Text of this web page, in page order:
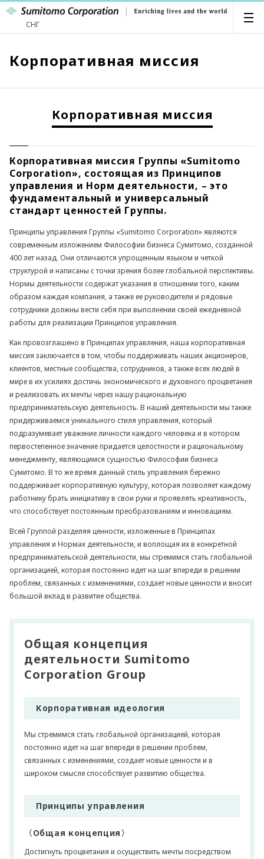
СНГ
Корпоративная миссия
Корпоративная миссия
Корпоративная миссия Группы «Sumitomo
Corporation», состоящая из Принципов
управления и Норм деятельности, – это
фундаментальный и универсальный
стандарт ценностей Группы.
Принципы управления Группы «Sumitomo Corporation» являются
современным изложением Философии бизнеса Сумитомо, созданной
400 лет назад. Они отличаются упрощенным языком и четкой
структурой и написаны с точки зрения более глобальной перспективы.
Нормы деятельности содержат указания в отношении того, каким
образом каждая компания, а также ее руководители и рядовые
сотрудники должны вести себя при выполнении своей ежедневной
работы для реализации Принципов управления.
Как провозглашено в Принципах управления, наша корпоративная
миссия заключается в том, чтобы поддерживать наших акционеров,
клиентов, местные сообщества, сотрудников, а также всех людей в
мире в их усилиях достичь экономического и духовного процветания
и реализовать их мечты через нашу рациональную
предпринимательскую деятельность. В нашей деятельности мы также
придерживаемся уникального стиля управления, который
подразумевает уважение личности каждого человека и в котором
первостепенное значение придается целостности и рациональному
менеджменту, являющимся сущностью Философии бизнеса
Сумитомо. В то же время данный стиль управления бережно
поддерживает корпоративную культуру, которая позволяет каждому
работнику брать инициативу в свои руки и проявлять креативность,
что способствует постоянным преобразованиям и инновациям.
Всей Группой разделяя ценности, изложенные в Принципах
управления и Нормах деятельности, и воплощая их в конкретной
предпринимательской деятельности, мы стремимся cтать глобальной
организацией, которая постоянно идет на шаг впереди в решении
проблем, связанных с изменениями, создает новые ценности и вносит
большой вклад в развитие общества.
Общая концепция
деятельности Sumitomo
Corporation Group
Корпоративная идеология
Мы стремимся cтать глобальной организацией, которая
постоянно идет на шаг впереди в решении проблем,
связанных с изменениями, создает новые ценности и в
широком смысле способствует развитию общества.
Принципы управления
〈Общая концепция〉
Достигнуть процветания и осуществить мечты посредством